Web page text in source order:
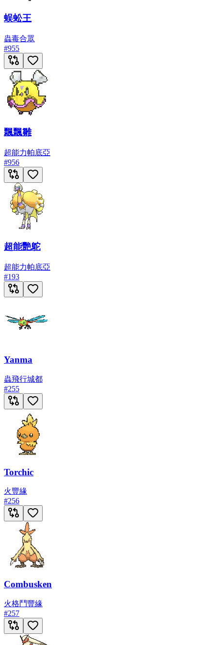
蜈蚣王
蟲毒合眾
#955
飄飄雛
超能力帕底亞
#956
超能艷鴕
超能力帕底亞
#193
Yanma
蟲飛行城都
#255
Torchic
火豐緣
#256
Combusken
火格鬥豐緣
#257